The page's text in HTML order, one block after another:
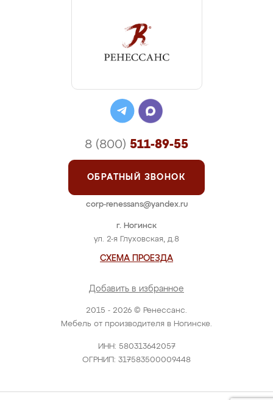
2015 - 2026 © Ренессанс.
Мебель от производителя в Ногинске.
ИНН: 580313642057
ОГРНИП: 317583500009448
г. Ногинск
ул. 2-я Глуховская, д.8
СХЕМА ПРОЕЗДА
Добавить в избранное
8 (800) 511-89-55
ОБРАТНЫЙ ЗВОНОК
corp-renessans@yandex.ru